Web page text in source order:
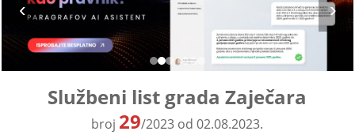
Službeni list grada Zaječara
broj 29/2023 od 02.08.2023.